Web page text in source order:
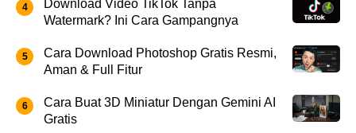
Download Video TikTok Tanpa
Watermark? Ini Cara Gampangnya
Cara Download Photoshop Gratis Resmi,
Aman & Full Fitur
Cara Buat 3D Miniatur Dengan Gemini AI
Gratis